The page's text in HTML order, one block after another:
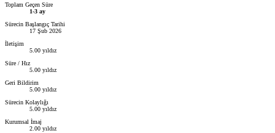
Toplam Geçen Süre
1-3 ay
Sürecin Başlangıç Tarihi
17 Şub 2026
İletişim
5.00 yıldız
Süre / Hız
5.00 yıldız
Geri Bildirim
5.00 yıldız
Sürecin Kolaylığı
5.00 yıldız
Kurumsal İmaj
2.00 yıldız